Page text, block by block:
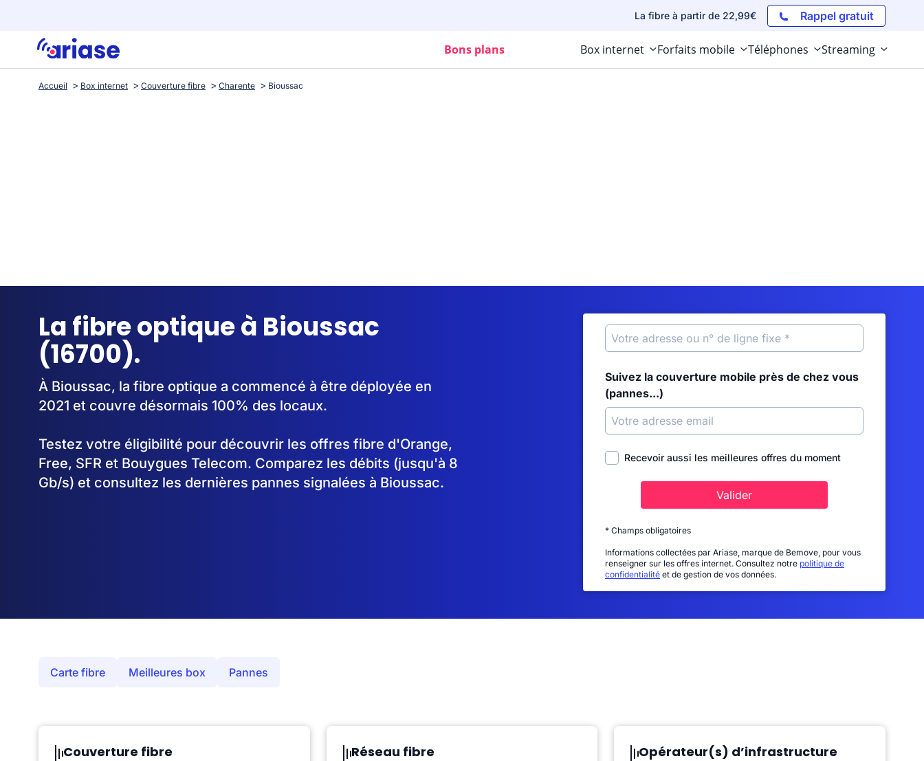
La fibre à partir de 22,99€ Rappel gratuit
Bons plans Box internet Forfaits mobile Téléphones Streaming
Accueil Box internet Couverture fibre Charente Bioussac
La fibre optique à Bioussac
(16700).
À Bioussac, la fibre optique a commencé à être déployée en
2021 et couvre désormais 100% des locaux.
Testez votre éligibilité pour découvrir les offres fibre d'Orange,
Free, SFR et Bouygues Telecom. Comparez les débits (jusqu'à 8
Gb/s) et consultez les dernières pannes signalées à Bioussac.
Suivez la couverture mobile près de chez vous
(pannes...)
Recevoir aussi les meilleures offres du moment
Valider
* Champs obligatoires
Informations collectées par Ariase, marque de Bemove, pour vous
renseigner sur les offres internet. Consultez notre politique de
confidentialité et de gestion de vos données.
Carte fibre Meilleures box Pannes
Couverture fibre Réseau fibre Opérateur(s) d’infrastructure